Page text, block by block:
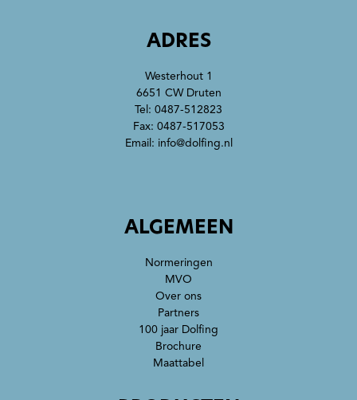
ADRES
Westerhout 1
6651 CW Druten
Tel: 0487-512823
Fax: 0487-517053
Email: info@dolfing.nl
ALGEMEEN
Normeringen
MVO
Over ons
Partners
100 jaar Dolfing
Brochure
Maattabel